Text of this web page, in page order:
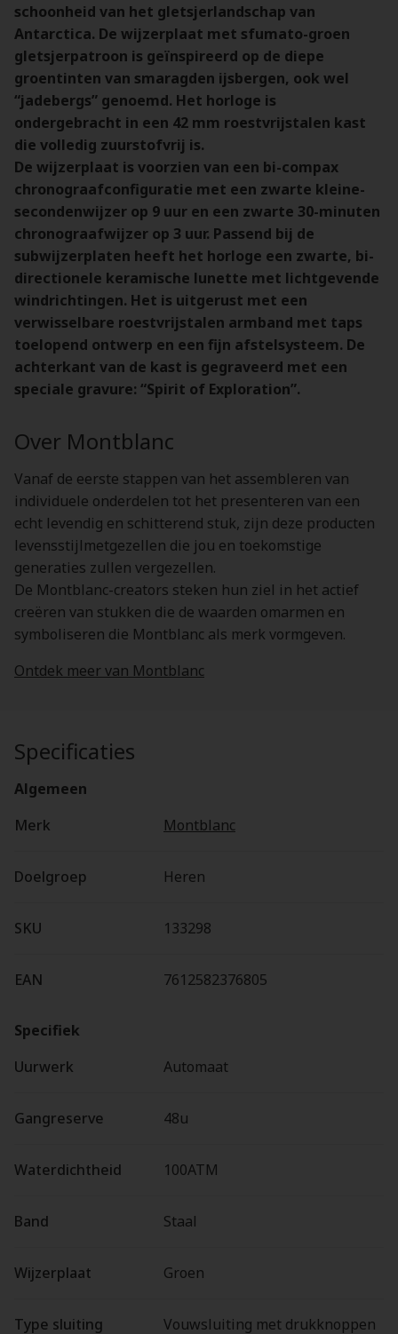
schoonheid van het gletsjerlandschap van
Antarctica. De wijzerplaat met sfumato-groen
gletsjerpatroon is geïnspireerd op de diepe
groentinten van smaragden ijsbergen, ook wel
“jadebergs” genoemd. Het horloge is
ondergebracht in een 42 mm roestvrijstalen kast
die volledig zuurstofvrij is.
De wijzerplaat is voorzien van een bi-compax
chronograafconfiguratie met een zwarte kleine-
secondenwijzer op 9 uur en een zwarte 30-minuten
chronograafwijzer op 3 uur. Passend bij de
subwijzerplaten heeft het horloge een zwarte, bi-
directionele keramische lunette met lichtgevende
windrichtingen. Het is uitgerust met een
verwisselbare roestvrijstalen armband met taps
toelopend ontwerp en een fijn afstelsysteem. De
achterkant van de kast is gegraveerd met een
speciale gravure: “Spirit of Exploration”.
Over Montblanc
Vanaf de eerste stappen van het assembleren van
individuele onderdelen tot het presenteren van een
echt levendig en schitterend stuk, zijn deze producten
levensstijlmetgezellen die jou en toekomstige
generaties zullen vergezellen.
De Montblanc-creators steken hun ziel in het actief
creëren van stukken die de waarden omarmen en
symboliseren die Montblanc als merk vormgeven.
Ontdek meer van Montblanc
Specificaties
Algemeen
Merk
Montblanc
Doelgroep Heren
SKU 133298
EAN 7612582376805
Specifiek
Uurwerk
Automaat
Gangreserve 48u
Waterdichtheid 100ATM
Band Staal
Wijzerplaat Groen
Type sluiting Vouwsluiting met drukknoppen